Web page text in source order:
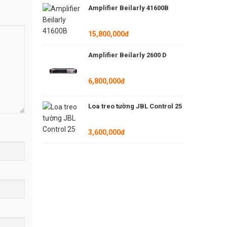
Amplifier Beilarly 41600B
15,800,000đ
Amplifier Beilarly 2600 D
6,800,000đ
Loa treo tường JBL Control 25
3,600,000đ